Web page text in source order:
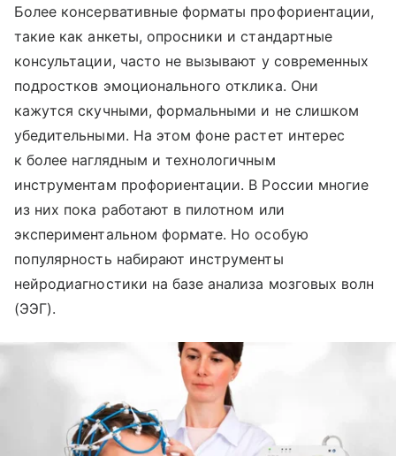
Более консервативные форматы профориентации,
такие как анкеты, опросники и стандартные
консультации, часто не вызывают у современных
подростков эмоционального отклика. Они
кажутся скучными, формальными и не слишком
убедительными. На этом фоне растет интерес
к более наглядным и технологичным
инструментам профориентации. В России многие
из них пока работают в пилотном или
экспериментальном формате. Но особую
популярность набирают инструменты
нейродиагностики на базе анализа мозговых волн
(ЭЭГ).